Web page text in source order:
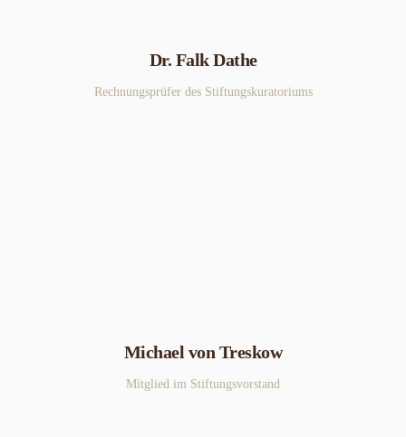
Dr. Falk Dathe
Rechnungsprüfer des Stiftungskuratoriums
Michael von Treskow
Mitglied im Stiftungsvorstand